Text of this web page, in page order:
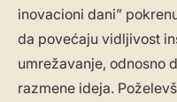
inovacioni dani”
da povećaju vidljivost
umrežavanje, odnosno
razmene ideja.